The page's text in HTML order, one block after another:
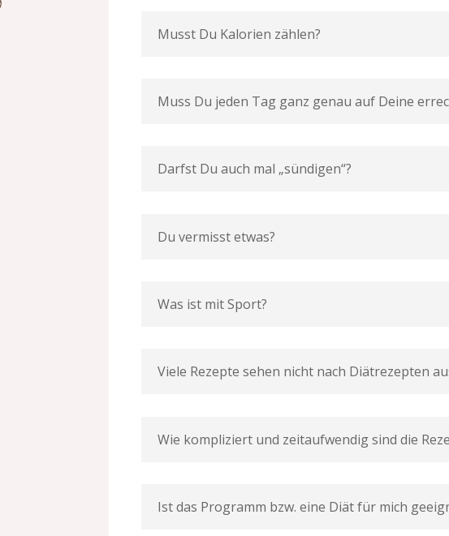
Musst Du Kalorien zählen?
Muss Du jeden Tag ganz genau auf Deine
Darfst Du auch mal „sündigen“?
Du vermisst etwas?
Was ist mit Sport?
Viele Rezepte sehen nicht nach Diätrezepten
Wie kompliziert und zeitaufwendig sind die
Ist das Programm bzw. eine Diät für mich